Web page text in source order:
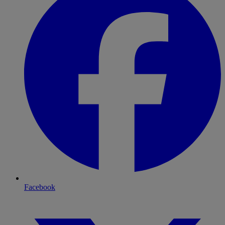
Facebook